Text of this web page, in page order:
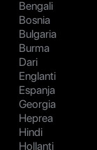
Bengali
Bosnia
Bulgaria
Burma
Dari
Englanti
Espanja
Georgia
Heprea
Hindi
Hollanti